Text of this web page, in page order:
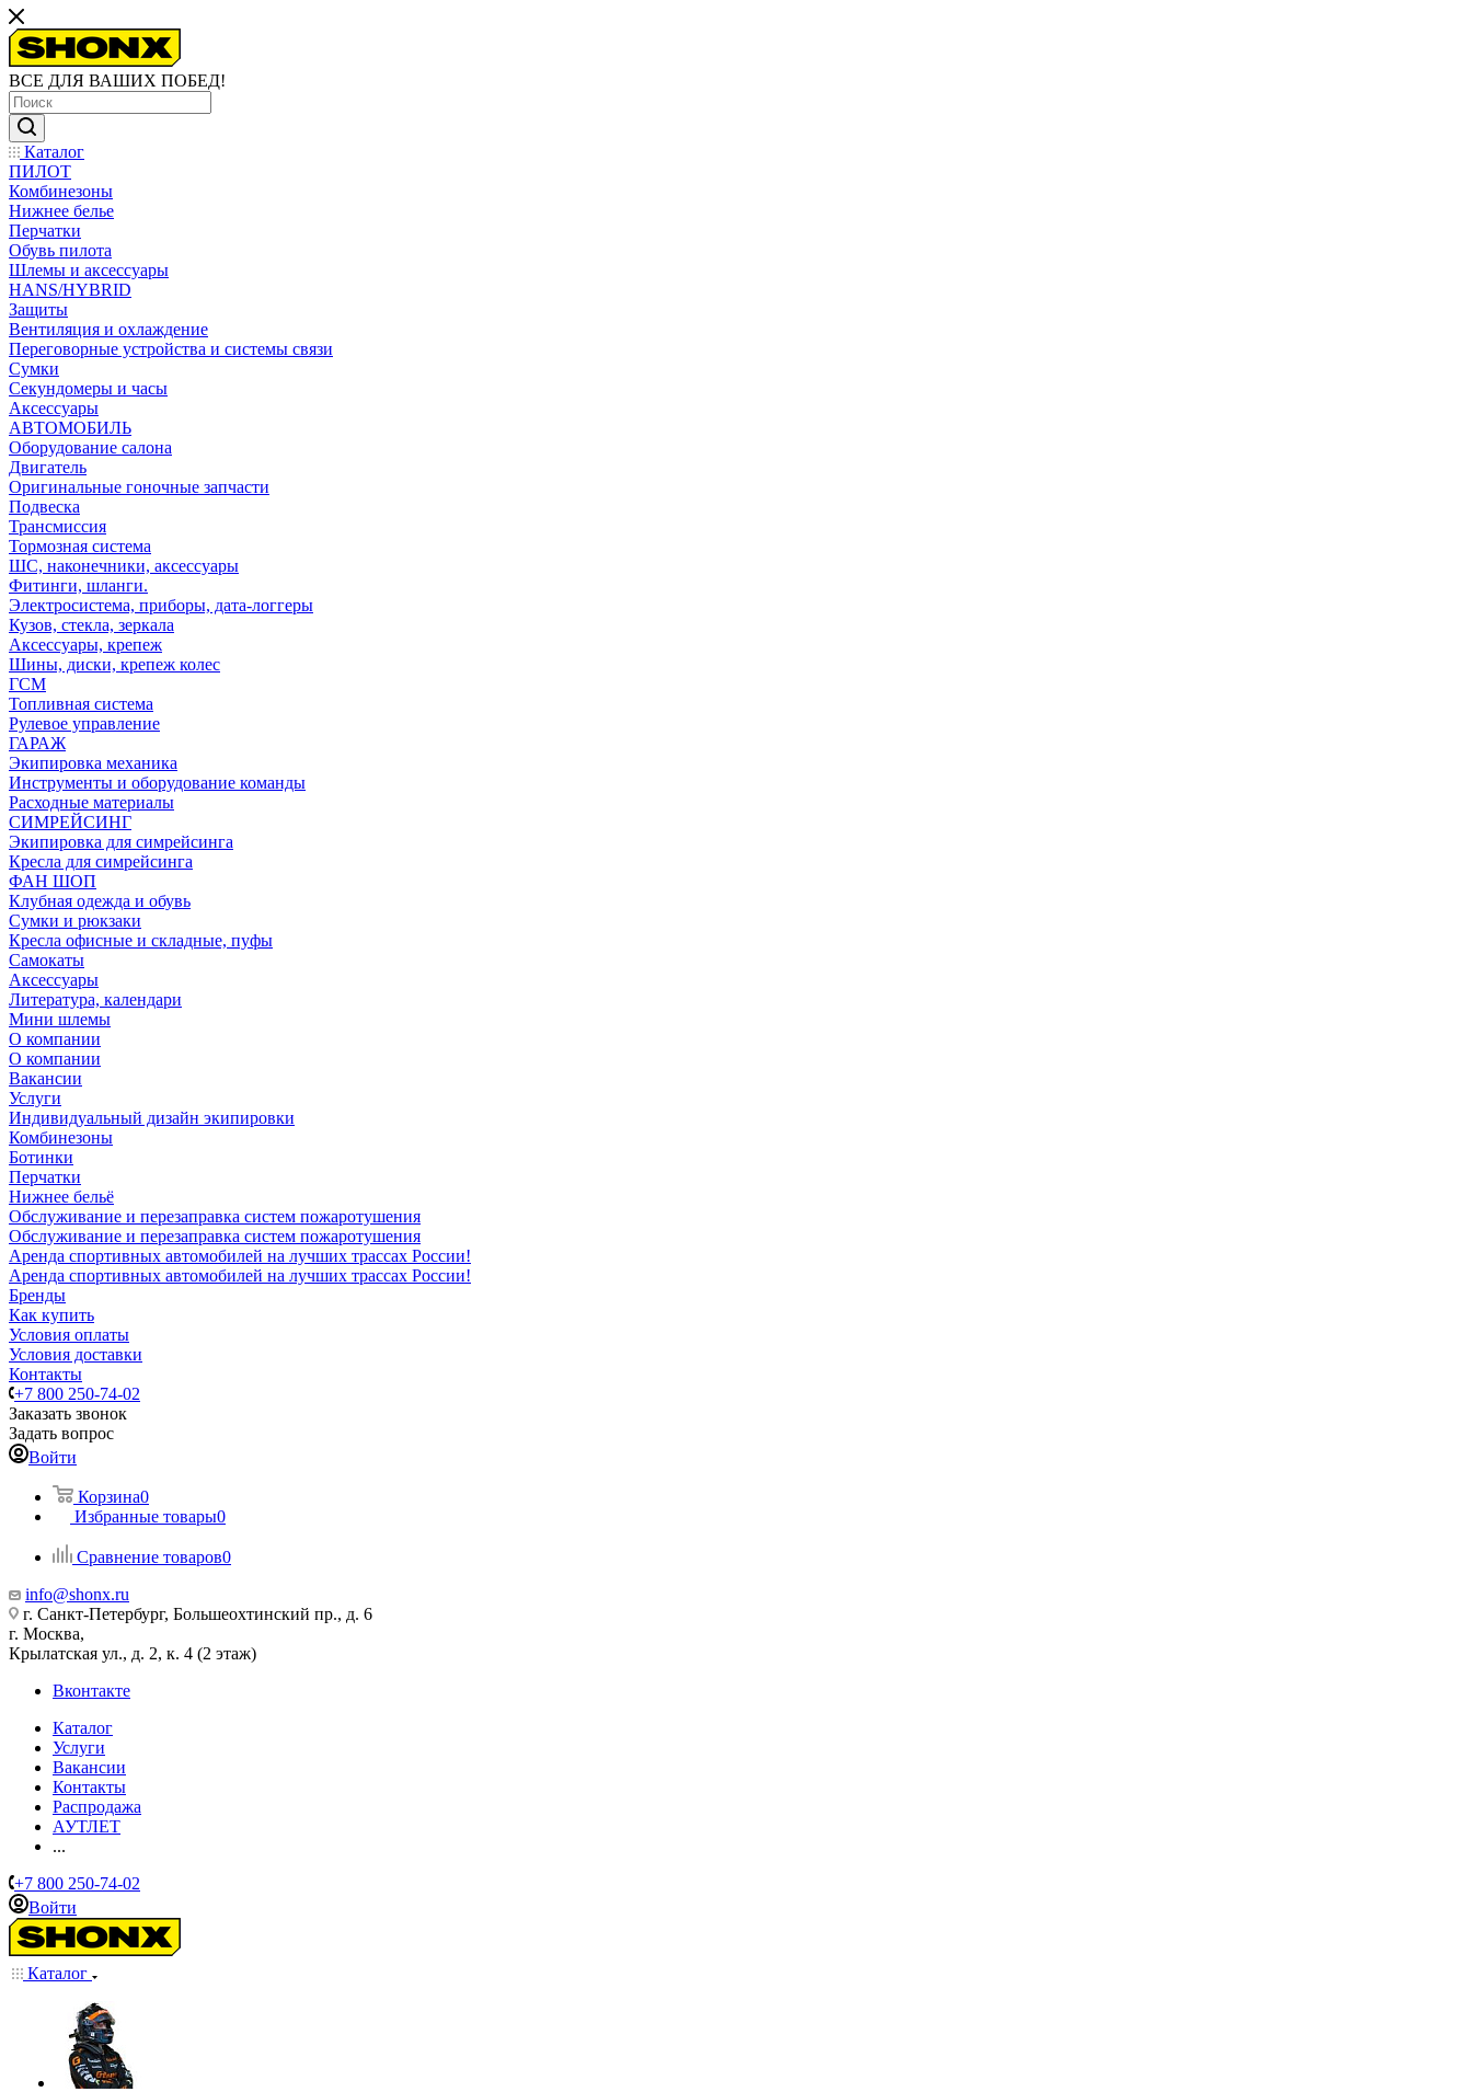
ВСЕ ДЛЯ ВАШИХ ПОБЕД!
Каталог
ПИЛОТ
Комбинезоны
Нижнее белье
Перчатки
Обувь пилота
Шлемы и аксессуары
HANS/HYBRID
Защиты
Вентиляция и охлаждение
Переговорные устройства и системы связи
Сумки
Секундомеры и часы
Аксессуары
АВТОМОБИЛЬ
Оборудование салона
Двигатель
Оригинальные гоночные запчасти
Подвеска
Трансмиссия
Тормозная система
ШС, наконечники, аксессуары
Фитинги, шланги.
Электросистема, приборы, дата-логгеры
Кузов, стекла, зеркала
Аксессуары, крепеж
Шины, диски, крепеж колес
ГСМ
Топливная система
Рулевое управление
ГАРАЖ
Экипировка механика
Инструменты и оборудование команды
Расходные материалы
СИМРЕЙСИНГ
Экипировка для симрейсинга
Кресла для симрейсинга
ФАН ШОП
Клубная одежда и обувь
Сумки и рюкзаки
Кресла офисные и складные, пуфы
Самокаты
Аксессуары
Литература, календари
Мини шлемы
О компании
О компании
Вакансии
Услуги
Индивидуальный дизайн экипировки
Комбинезоны
Ботинки
Перчатки
Нижнее бельё
Обслуживание и перезаправка систем пожаротушения
Обслуживание и перезаправка систем пожаротушения
Аренда спортивных автомобилей на лучших трассах России!
Аренда спортивных автомобилей на лучших трассах России!
Бренды
Как купить
Условия оплаты
Условия доставки
Контакты
+7 800 250-74-02
Заказать звонок
Задать вопрос
Войти
Корзина0
Избранные товары0
Сравнение товаров0
info@shonx.ru
г. Санкт-Петербург, Большеохтинский пр., д. 6
г. Москва,
Крылатская ул., д. 2, к. 4 (2 этаж)
Вконтакте
Каталог
Услуги
Вакансии
Контакты
Распродажа
АУТЛЕТ
...
+7 800 250-74-02
Войти
Каталог